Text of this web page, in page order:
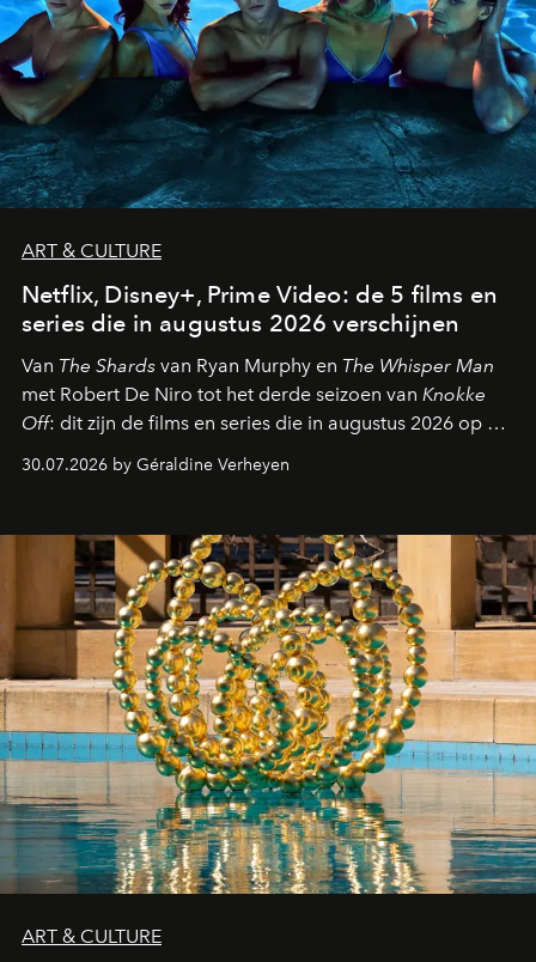
ART & CULTURE
Netflix, Disney+, Prime Video: de 5 films en
series die in augustus 2026 verschijnen
Van The Shards van Ryan Murphy en The Whisper Man
met Robert De Niro tot het derde seizoen van Knokke
Off: dit zijn de films en series die in augustus 2026 op de
streamingplatformen verschijnen.
30.07.2026 by Géraldine Verheyen
ART & CULTURE